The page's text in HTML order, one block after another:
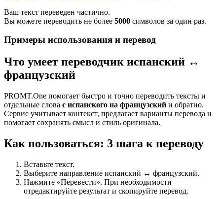
Ваш текст переведен частично.
Вы можете переводить не более 5000 символов за один раз.
Примеры использования и перевод
Что умеет переводчик испанский ↔
французский
PROMT.One помогает быстро и точно переводить тексты и
отдельные слова с испанского на французский и обратно.
Сервис учитывает контекст, предлагает варианты перевода и
помогает сохранять смысл и стиль оригинала.
Как пользоваться: 3 шага к переводу
Вставьте текст.
Выберите направление испанский ↔ французский.
Нажмите «Перевести». При необходимости
отредактируйте результат и скопируйте перевод.